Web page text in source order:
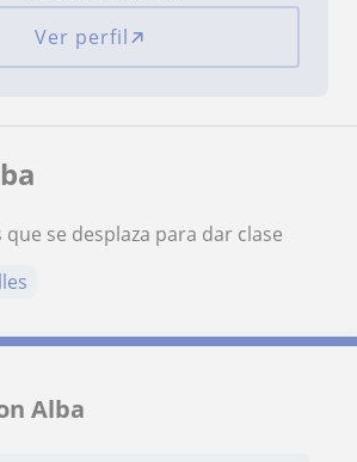
Ver perfil
que se desplaza para dar clase
Alba